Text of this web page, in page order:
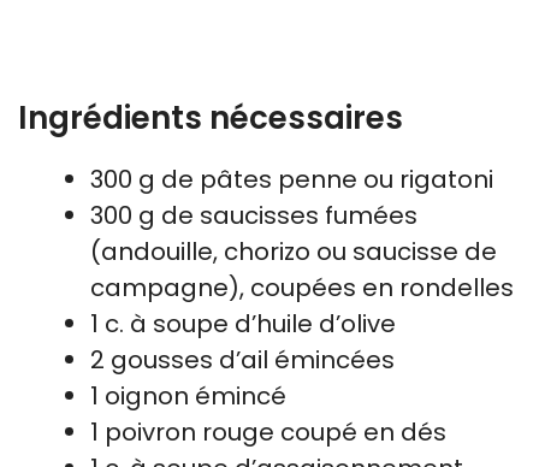
Ingrédients nécessaires
300 g de pâtes penne ou rigatoni
300 g de saucisses fumées
(andouille, chorizo ou saucisse de
campagne), coupées en rondelles
1 c. à soupe d’huile d’olive
2 gousses d’ail émincées
1 oignon émincé
1 poivron rouge coupé en dés